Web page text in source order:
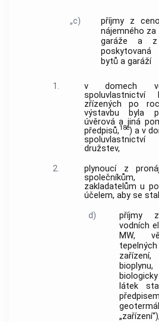
„c) příjmy z
nájemného za
garáže a
bytů a garáží
1.
v domech
spoluvlastnictví
zřízených po
výstavbu byla
úvěrová a jiná
předpisů,18e) a v
spoluvlastnictví
družstev,
2.
plynoucí z
zakladatelům u
účelem, aby se
d)
příjmy
vodních
MW,
látek